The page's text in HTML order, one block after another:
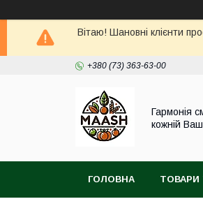
Вітаю! Шановні клієнти
+380 (73) 363-63-00
Гармонія
кожній
ГОЛОВНА ТОВАРИ